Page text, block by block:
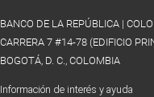
BANCO DE LA REPÚBLICA |
CARRERA 7 #14-78 (EDIFICIO
BOGOTÁ, D. C., COLOMBIA
Información de interés y ayuda